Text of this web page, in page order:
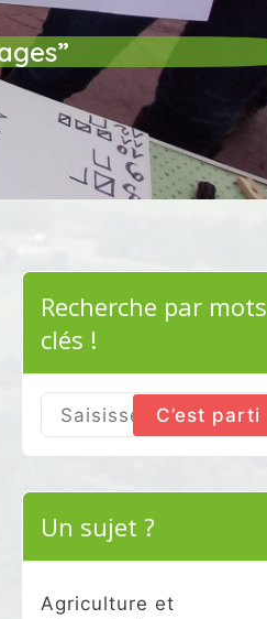
Recherche par mots
clés !
Search
Un sujet ?
Agriculture et